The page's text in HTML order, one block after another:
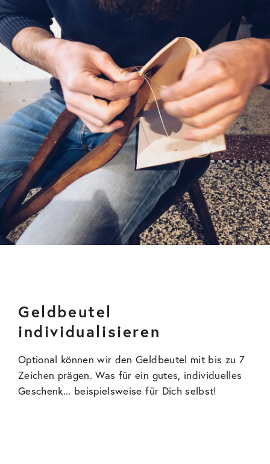
Geldbeutel
individualisieren
Optional können wir den Geldbeutel mit bis zu 7
Zeichen prägen. Was für ein gutes, individuelles
Geschenk... beispielsweise für Dich selbst!